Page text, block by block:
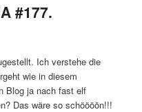
#177.
Ich verstehe die
wie in diesem
Blog ja nach fast elf
Das wäre so schöööön!!!